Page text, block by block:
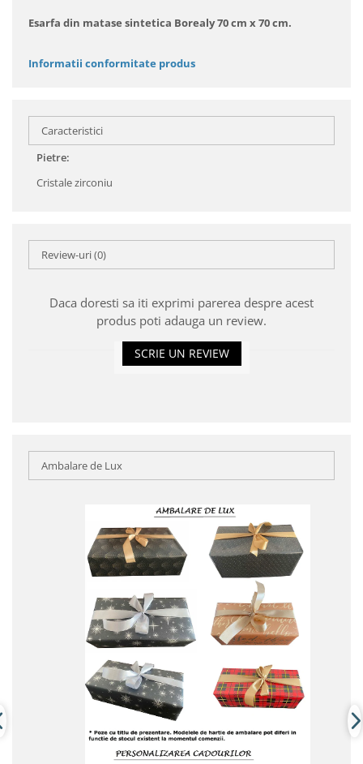
Esarfa din matase sintetica Borealy 70 cm x 70 cm.
Informatii conformitate produs
Caracteristici
Pietre:
Cristale zirconiu
Review-uri(0)
Daca doresti sa iti exprimi parerea despre acest
produs poti adauga un review.
SCRIE UN REVIEW
Ambalare de Lux